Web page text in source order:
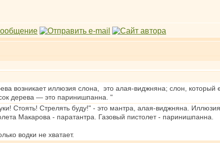
возникает иллюзия слона, это алая-виджняна; слон,
дерева — это паринишпанна. "
Стоять! Стрелять буду!" - это мантра, алая-виджняна.
Макарова - паратантра. Газовый пистолет - паринишпанна.
водки не хватает.